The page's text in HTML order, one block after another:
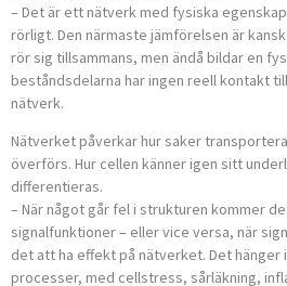
– Det är ett nätverk med fysiska
rörligt. Den närmaste jämförelsen är
rör sig tillsammans, men ändå bildar en
beståndsdelarna har ingen reell kontakt
nätverk.
Nätverket påverkar hur saker
överförs. Hur cellen känner igen sitt
differentieras.
– När något går fel i strukturen kommer
signalfunktioner – eller vice versa, när
det att ha effekt på nätverket. Det hänger
processer, med cellstress, sårläkning,